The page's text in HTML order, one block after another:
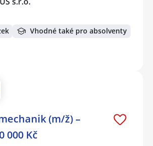
Vhodné také pro absolventy
(m/ž) –
000 Kč